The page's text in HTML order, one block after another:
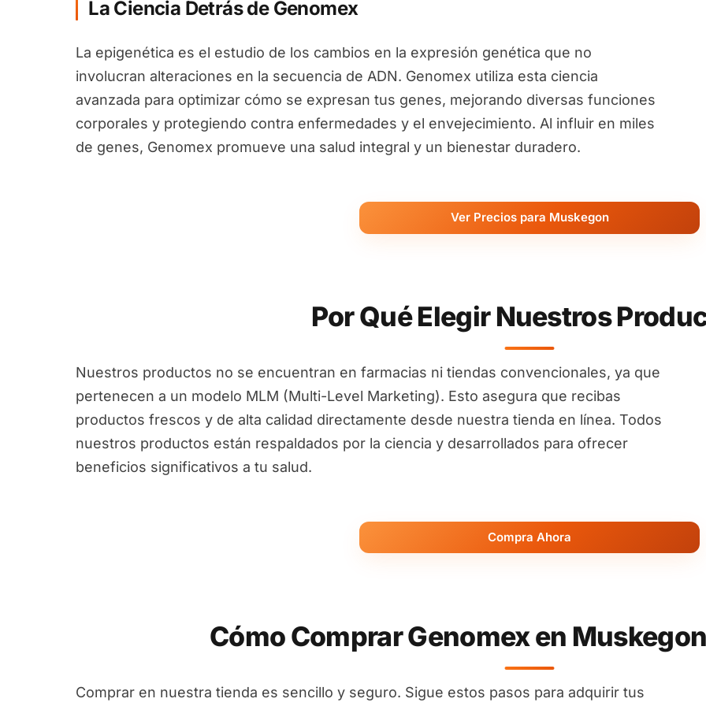
La Ciencia Detrás de Genomex
La epigenética es el estudio de los cambios en la expresión genética que no
involucran alteraciones en la secuencia de ADN. Genomex utiliza esta ciencia
avanzada para optimizar cómo se expresan tus genes, mejorando diversas funciones
corporales y protegiendo contra enfermedades y el envejecimiento. Al influir en miles
de genes, Genomex promueve una salud integral y un bienestar duradero.
Ver Precios para Muskegon
Por Qué Elegir Nuestros
Nuestros productos no se encuentran en farmacias ni tiendas convencionales, ya que
pertenecen a un modelo MLM (Multi-Level Marketing). Esto asegura que recibas
productos frescos y de alta calidad directamente desde nuestra tienda en línea. Todos
nuestros productos están respaldados por la ciencia y desarrollados para ofrecer
beneficios significativos a tu salud.
Compra Ahora
Cómo Comprar Genomex en
Comprar en nuestra tienda es sencillo y seguro. Sigue estos pasos para adquirir tus